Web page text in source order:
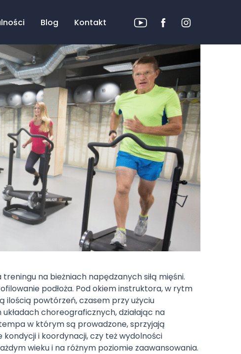
Blog Kontakt
na bieżniach napędzanych siłą mięśni.
podłoża. Pod okiem instruktora, w rytm
ilością powtórzeń, czasem przy użyciu
choreograficznych, działając na
w którym są prowadzone, sprzyjają
i koordynacji, czy też wydolności
wieku i na różnym poziomie zaawansowania.